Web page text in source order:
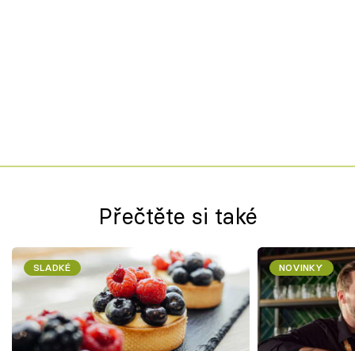
Přečtěte si také
SLADKÉ NOVINKY